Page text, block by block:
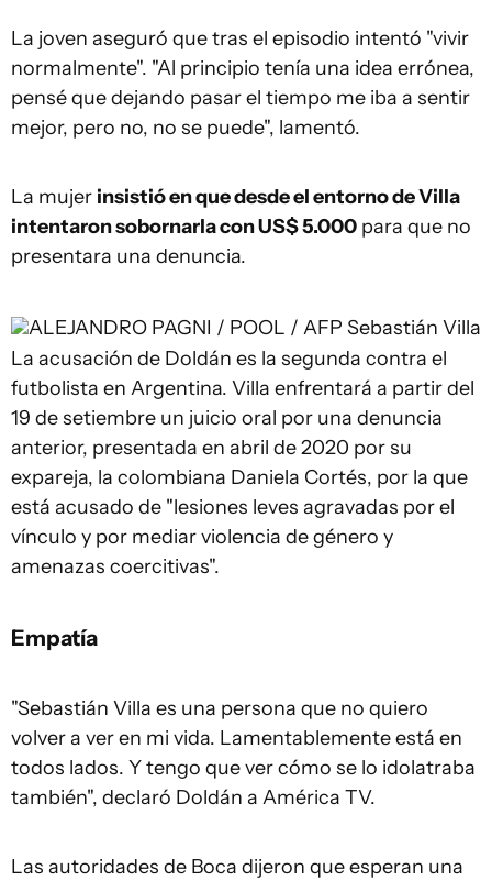
La joven aseguró que tras el episodio intentó "vivir
normalmente". "Al principio tenía una idea errónea,
pensé que dejando pasar el tiempo me iba a sentir
mejor, pero no, no se puede", lamentó.
La mujer insistió en que desde el entorno de Villa
intentaron sobornarla con US$ 5.000 para que no
presentara una denuncia.
ALEJANDRO PAGNI / POOL / AFP Sebastián Villa
La acusación de Doldán es la segunda contra el
futbolista en Argentina. Villa enfrentará a partir del
19 de setiembre un juicio oral por una denuncia
anterior, presentada en abril de 2020 por su
expareja, la colombiana Daniela Cortés, por la que
está acusado de "lesiones leves agravadas por el
vínculo y por mediar violencia de género y
amenazas coercitivas".
Empatía
"Sebastián Villa es una persona que no quiero
volver a ver en mi vida. Lamentablemente está en
todos lados. Y tengo que ver cómo se lo idolatraba
también", declaró Doldán a América TV.
Las autoridades de Boca dijeron que esperan una